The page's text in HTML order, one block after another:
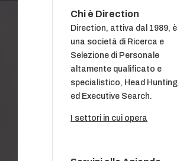
Chi è Direction
Direction, attiva dal 1989, è
una società di Ricerca e
Selezione di Personale
altamente qualificato e
specialistico, Head Hunting
ed Executive Search.
I settori in cui opera